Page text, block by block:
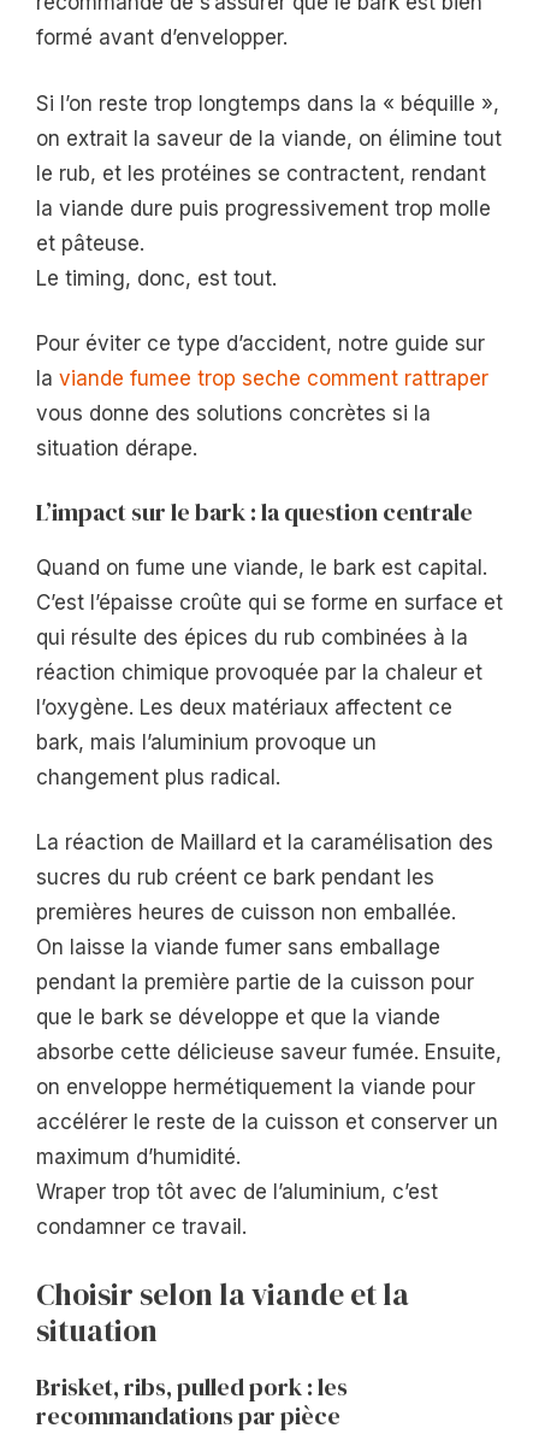
formé avant d’envelopper.
Si l’on reste trop longtemps dans la « béquille »,
on extrait la saveur de la viande, on élimine tout
le rub, et les protéines se contractent, rendant
la viande dure puis progressivement trop molle
et pâteuse.
Le timing, donc, est tout.
Pour éviter ce type d’accident, notre guide sur
la viande fumee trop seche comment rattraper
vous donne des solutions concrètes si la
situation dérape.
L’impact sur le bark : la question centrale
Quand on fume une viande, le bark est capital.
C’est l’épaisse croûte qui se forme en surface et
qui résulte des épices du rub combinées à la
réaction chimique provoquée par la chaleur et
l’oxygène. Les deux matériaux affectent ce
bark, mais l’aluminium provoque un
changement plus radical.
La réaction de Maillard et la caramélisation des
sucres du rub créent ce bark pendant les
premières heures de cuisson non emballée.
On laisse la viande fumer sans emballage
pendant la première partie de la cuisson pour
que le bark se développe et que la viande
absorbe cette délicieuse saveur fumée. Ensuite,
on enveloppe hermétiquement la viande pour
accélérer le reste de la cuisson et conserver un
maximum d’humidité.
Wraper trop tôt avec de l’aluminium, c’est
condamner ce travail.
Choisir selon la viande et la
situation
Brisket, ribs, pulled pork : les
recommandations par pièce